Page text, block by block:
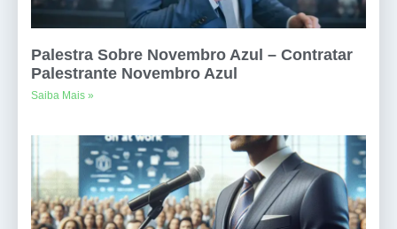
Palestra Sobre Novembro Azul – Contratar
Palestrante Novembro Azul
Saiba Mais »